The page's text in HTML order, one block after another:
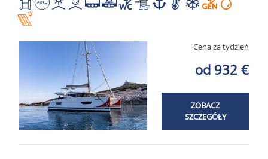
Cena za tydzień
od 932 €
ZOBACZ
SZCZEGÓŁY